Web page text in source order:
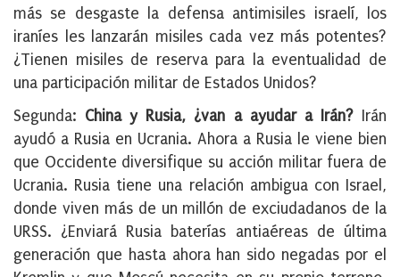
más se desgaste la defensa antimisiles israelí, los
iraníes les lanzarán misiles cada vez más potentes?
¿Tienen misiles de reserva para la eventualidad de
una participación militar de Estados Unidos?
Segunda: China y Rusia, ¿van a ayudar a Irán?Irán
ayudó a Rusia en Ucrania. Ahora a Rusia le viene bien
que Occidente diversifique su acción militar fuera de
Ucrania. Rusia tiene una relación ambigua con Israel,
donde viven más de un millón de exciudadanos de la
URSS. ¿Enviará Rusia baterías antiaéreas de última
generación que hasta ahora han sido negadas por el